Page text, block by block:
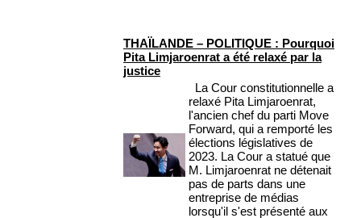
THAÏLANDE – POLITIQUE : Pourquoi
Pita Limjaroenrat a été relaxé par la
justice
La Cour constitutionnelle a
relaxé Pita Limjaroenrat,
l'ancien chef du parti Move
Forward, qui a remporté les
élections législatives de
2023. La Cour a statué que
M. Limjaroenrat ne détenait
pas de parts dans une
entreprise de médias
lorsqu'il s'est présenté aux